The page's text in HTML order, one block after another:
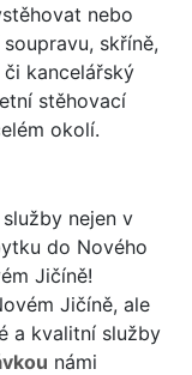
nebo
skříně,
kancelářský
stěhovací
okolí.
nejen v
do Nového
Jičíně!
Jičíně, ale
a kvalitní služby
námi